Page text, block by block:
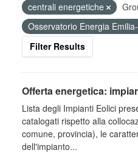
centrali energetiche
Osservatorio Energia
Filter Results
Offerta energetica:
Lista degli Impianti Eolici
catalogati rispetto alla
comune, provincia), le
dell'impianto...